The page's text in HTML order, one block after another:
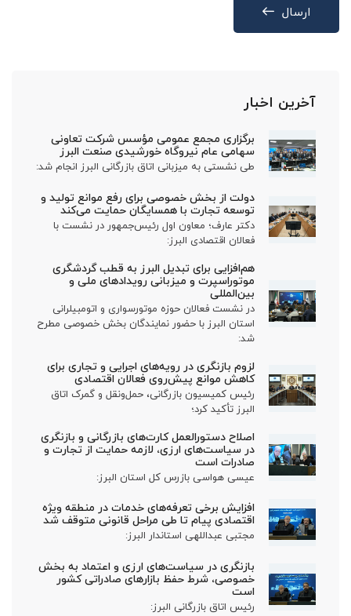
ارسال
آخرین اخبار
برگزاری مجمع عمومی مؤسس شرکت تعاونی
سهامی عام نیروگاه خورشیدی صنعت البرز
طی نشستی به میزبانی اتاق بازرگانی البرز انجام شد:
دولت از بخش خصوصی برای رفع موانع تولید و
توسعه تجارت با همسایگان حمایت می‌کند
دکتر عارف؛ معاون اول رئیس‌جمهور در نشست با
فعالان اقتصادی البرز:
هم‌افزایی برای تبدیل البرز به قطب گردشگری
موتوراسپرت و میزبانی رویدادهای ملی و
بین‌المللی
در نشست فعالان حوزه موتورسواری و اتومبیلرانی
استان البرز با حضور نمایندگان بخش خصوصی مطرح
شد:
لزوم بازنگری در رویه‌های اجرایی و تجاری برای
کاهش موانع پیش‌روی فعالان اقتصادی
رئیس کمیسیون بازرگانی، حمل‌ونقل و گمرک اتاق
البرز تأکید کرد؛
اصلاح دستورالعمل کارت‌های بازرگانی و بازنگری
در سیاست‌های ارزی، لازمه حمایت از تجارت و
صادرات است
عیسی هواسی بازرس کل استان البرز:
افزایش برخی تعرفه‌های خدمات در منطقه ویژه
اقتصادی پیام تا طی مراحل قانونی متوقف شد
مجتبی عبداللهی استاندار البرز:
بازنگری در سیاست‌های ارزی و اعتماد به بخش
خصوصی، شرط حفظ بازارهای صادراتی کشور
است
رئیس اتاق بازرگانی البرز: